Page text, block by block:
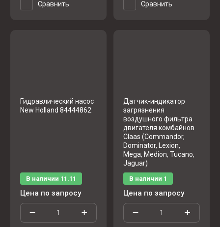
Сравнить Сравнить
Гидравлический насос
New Holland 84444862
В наличии 11.11
Цена по запросу
Датчик-индикатор
загрязнения
воздушного фильтра
двигателя комбайнов
Claas (Commandor,
Dominator, Lexion,
Mega, Medion, Tucano,
Jaguar)
В наличии 1
Цена по запросу